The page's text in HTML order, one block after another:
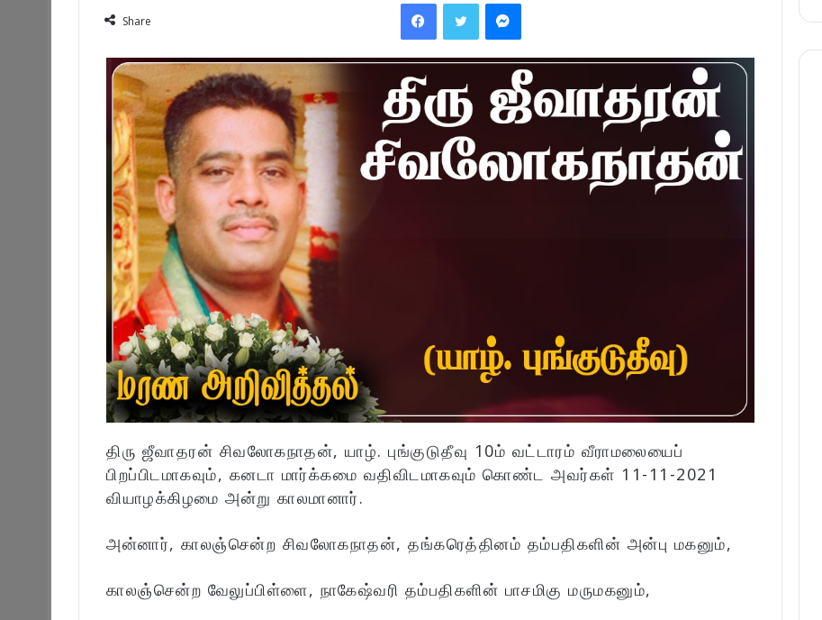
Share
திரு ஜீவாதரன் சிவலோகநாதன், யாழ். புங்குடுதீவு 10ம் வட்டாரம் வீராமலையைப்
பிறப்பிடமாகவும், கனடா மார்க்கமை வதிவிடமாகவும் கொண்ட அவர்கள் 11-11-2021
வியாழக்கிழமை அன்று காலமானார்.
அன்னார், காலஞ்சென்ற சிவலோகநாதன், தங்கரெத்தினம் தம்பதிகளின் அன்பு மகனும்,
காலஞ்சென்ற வேலுப்பிள்ளை, நாகேஷ்வரி தம்பதிகளின் பாசமிகு மருமகனும்,